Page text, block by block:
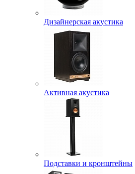
Дизайнерская акустика
Активная акустика
Подставки и кронштейны